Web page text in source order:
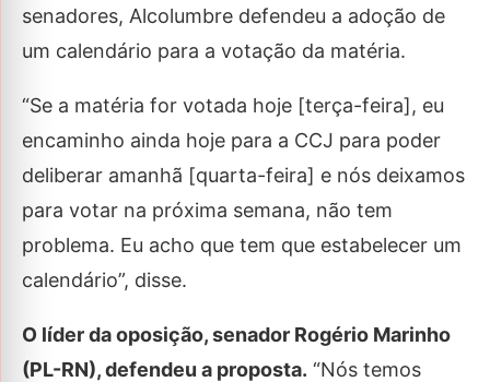
senadores, Alcolumbre defendeu a adoção de
um calendário para a votação da matéria.
“Se a matéria for votada hoje [terça-feira], eu
encaminho ainda hoje para a CCJ para poder
deliberar amanhã [quarta-feira] e nós deixamos
para votar na próxima semana, não tem
problema. Eu acho que tem que estabelecer um
calendário”, disse.
O líder da oposição, senador Rogério Marinho
(PL-RN), defendeu a proposta. “Nós temos